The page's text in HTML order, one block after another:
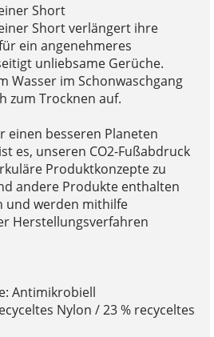
Short
Short verlängert ihre
ein angenehmeres
unliebsame Gerüche.
Wasser im Schonwaschgang
zum Trocknen auf.
einen besseren Planeten
es, unseren CO2-Fußabdruck
Produktkonzepte zu
andere Produkte enthalten
und werden mithilfe
Herstellungsverfahren
Antimikrobiell
Nylon / 23 % recyceltes